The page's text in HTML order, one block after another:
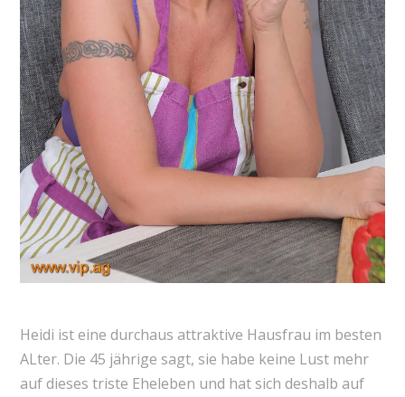
Heidi ist eine durchaus attraktive Hausfrau im besten
ALter. Die 45 jährige sagt, sie habe keine Lust mehr
auf dieses triste Eheleben und hat sich deshalb auf